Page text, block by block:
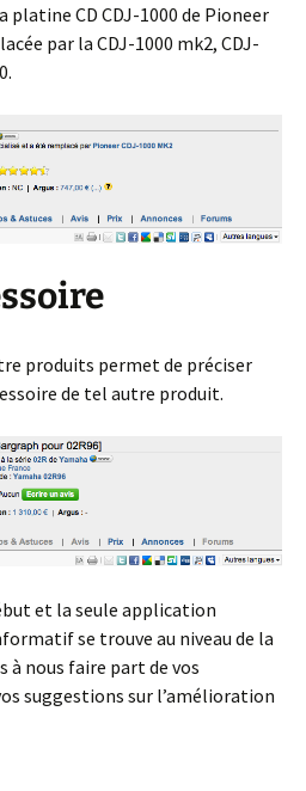
platine CD CDJ-1000 de Pioneer
par la CDJ-1000 mk2, CDJ-
produits permet de préciser
de tel autre produit.
et la seule application
se trouve au niveau de la
à nous faire part de vos
suggestions sur l’amélioration